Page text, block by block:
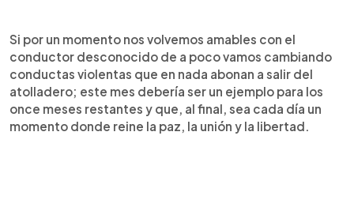
Si por un momento nos volvemos amables con el
conductor desconocido de a poco vamos cambiando
conductas violentas que en nada abonan a salir del
atolladero; este mes debería ser un ejemplo para los
once meses restantes y que, al final, sea cada día un
momento donde reine la paz, la unión y la libertad.